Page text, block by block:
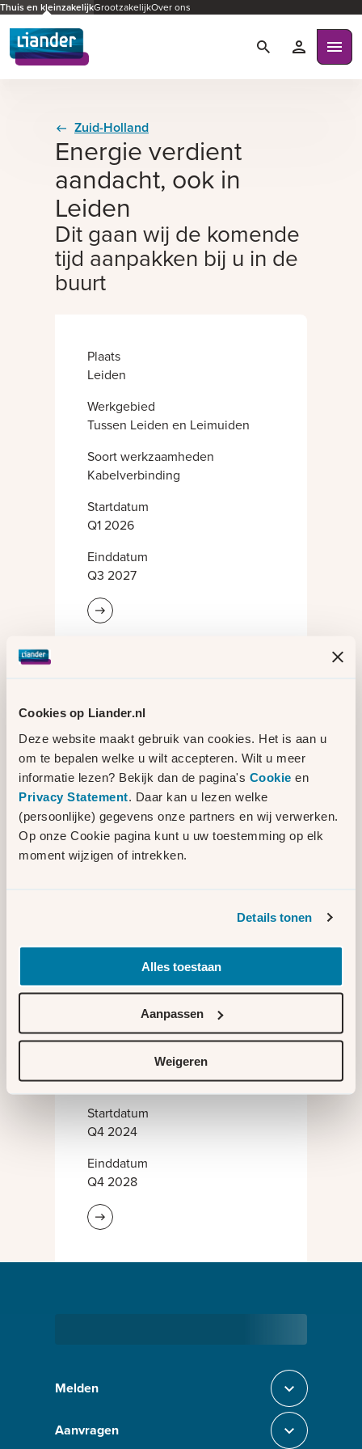
Cookies op Liander.nl
Deze website maakt gebruik van cookies. Het is aan u
om te bepalen welke u wilt accepteren. Wilt u meer
informatie lezen? Bekijk dan de pagina's Cookie en
Privacy Statement . Daar kan u lezen welke
(persoonlijke) gegevens onze partners en wij verwerken.
Op onze Cookie pagina kunt u uw toestemming op elk
moment wijzigen of intrekken.
Details tonen
Alles toestaan
Aanpassen
Weigeren
Thuis en kleinzakelijkGrootzakelijkOver ons
ZoekenMijn
Zuid-Holland
Energie verdient
aandacht, ook in
Leiden
Dit gaan wij de komende
tijd aanpakken bij u in de
buurt
Plaats
Leiden
Werkgebied
Tussen Leiden en Leimuiden
Soort werkzaamheden
Kabelverbinding
Startdatum
Q1 2026
Einddatum
Q3 2027
Werkgebied
Soort werkzaamheden
Kabelverbinding
Startdatum
Q1 2025
Einddatum
Leiden
Werkgebied
Vlietzone
Soort werkzaamheden
Nieuw elektriciteitsstation
Startdatum
Q4 2024
Einddatum
Q4 2028
Melden Sluit section-0
Aanvragen Sluit section-1